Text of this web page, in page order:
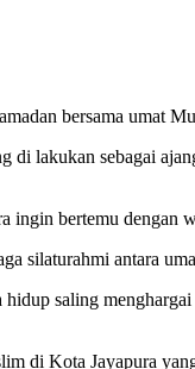
bersama umat
lakukan sebagai
bertemu
silaturahmi antara
saling
di Kota Jayapura